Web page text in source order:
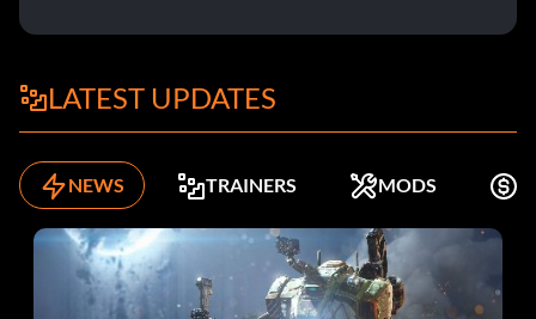
LATEST UPDATES
NEWS TRAINERS MODS